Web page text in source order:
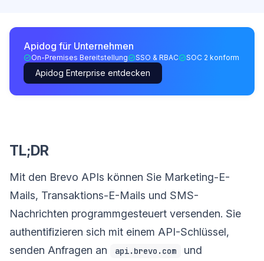
Apidog für Unternehmen
On-Premises Bereitstellung SSO & RBAC SOC 2 konform
Apidog Enterprise entdecken
TL;DR
Mit den Brevo APIs können Sie Marketing-E-
Mails, Transaktions-E-Mails und SMS-
Nachrichten programmgesteuert versenden. Sie
authentifizieren sich mit einem API-Schlüssel,
senden Anfragen an
api.brevo.com
und